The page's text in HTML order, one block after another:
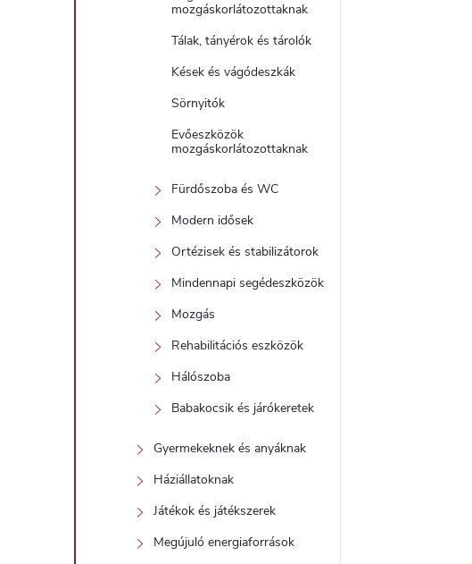
mozgáskorlátozottaknak
Tálak, tányérok és tárolók
Kések és vágódeszkák
Sörnyitók
Evőeszközök
mozgáskorlátozottaknak
Fürdőszoba és WC
Modern idősek
Ortézisek és stabilizátorok
Mindennapi segédeszközök
Mozgás
Rehabilitációs eszközök
Hálószoba
Babakocsik és járókeretek
Gyermekeknek és anyáknak
Háziállatoknak
Játékok és játékszerek
Megújuló energiaforrások